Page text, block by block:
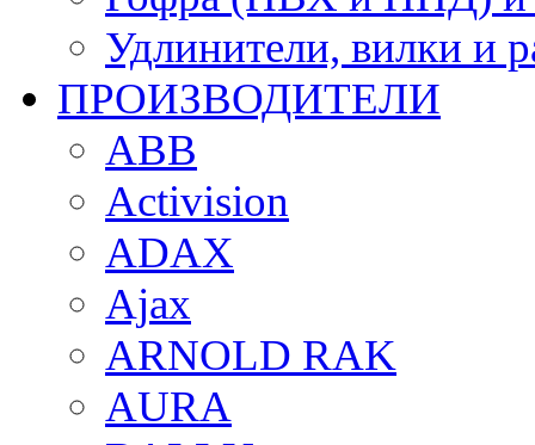
Удлинители, вилки и
ПРОИЗВОДИТЕЛИ
ABB
Activision
ADAX
Ajax
ARNOLD RAK
AURA